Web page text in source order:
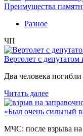
Преимущества
Разное
ЧП
Вертолет с
Два человека
Читать далее
«Был очень сильный
МЧС: после взрыва на